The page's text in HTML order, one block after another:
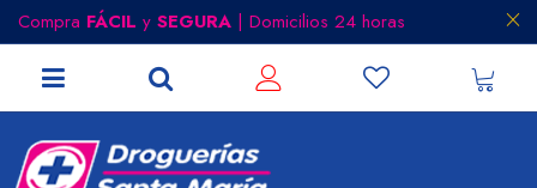
Compra FÁCIL y SEGURA | Domicilios 24 horas